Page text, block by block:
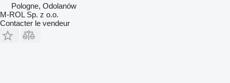
Pologne, Odolanów
M-ROL Sp. z o.o.
Contacter le vendeur